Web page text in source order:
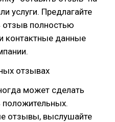
услуги. Предлагайте
отзыв полностью
контактные данные
отзывах
может сделать
отзывы, выслушайте